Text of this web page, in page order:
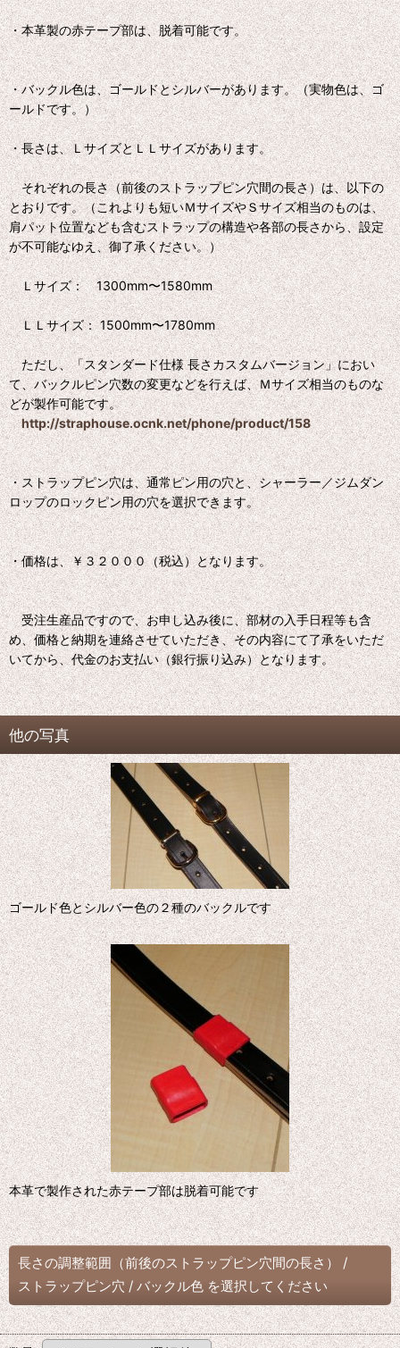
・本革製の赤テープ部は、脱着可能です。
・バックル色は、ゴールドとシルバーがあります。（実物色は、ゴ
ールドです。）
・長さは、ＬサイズとＬＬサイズがあります。
それぞれの長さ（前後のストラップピン穴間の長さ）は、以下の
とおりです。（これよりも短いＭサイズやＳサイズ相当のものは、
肩パット位置なども含むストラップの構造や各部の長さから、設定
が不可能なゆえ、御了承ください。）
Ｌサイズ： 1300mm〜1580mm
ＬＬサイズ： 1500mm〜1780mm
ただし、「スタンダード仕様 長さカスタムバージョン」におい
て、バックルピン穴数の変更などを行えば、Ｍサイズ相当のものな
どが製作可能です。
http://straphouse.ocnk.net/phone/product/158
・ストラップピン穴は、通常ピン用の穴と、シャーラー／ジムダン
ロップのロックピン用の穴を選択できます。
・価格は、￥３２０００（税込）となります。
受注生産品ですので、お申し込み後に、部材の入手日程等も含
め、価格と納期を連絡させていただき、その内容にて了承をいただ
いてから、代金のお支払い（銀行振り込み）となります。
他の写真
ゴールド色とシルバー色の２種のバックルです
本革で製作された赤テープ部は脱着可能です
長さの調整範囲（前後のストラップピン穴間の長さ）
/
ストラップピン穴 / バックル色 を選択してください